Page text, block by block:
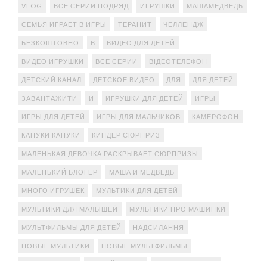
VLOG ВСЕ СЕРИИ ПОДРЯД ИГРУШКИ МАШАМЕДВЕДЬ
СЕМЬЯ ИГРАЕТ В ИГРЫ ТЕРАНИТ ЧЕЛЛЕНДЖ
БЕЗКОШТОВНО В ВИДЕО ДЛЯ ДЕТЕЙ
ВИДЕО ИГРУШКИ ВСЕ СЕРИИ ВІДЕОТЕЛЕФОН
ДЕТСКИЙ КАНАЛ ДЕТСКОЕ ВИДЕО ДЛЯ ДЛЯ ДЕТЕЙ
ЗАВАНТАЖИТИ И ИГРУШКИ ДЛЯ ДЕТЕЙ ИГРЫ
ИГРЫ ДЛЯ ДЕТЕЙ ИГРЫ ДЛЯ МАЛЬЧИКОВ КАМЕРОФОН
КАПУКИ КАНУКИ КИНДЕР СЮРПРИЗ
МАЛЕНЬКАЯ ДЕВОЧКА РАСКРЫВАЕТ СЮРПРИЗЫ
МАЛЕНЬКИЙ БЛОГЕР МАША И МЕДВЕДЬ
МНОГО ИГРУШЕК МУЛЬТИКИ ДЛЯ ДЕТЕЙ
МУЛЬТИКИ ДЛЯ МАЛЫШЕЙ МУЛЬТИКИ ПРО МАШИНКИ
МУЛЬТФИЛЬМЫ ДЛЯ ДЕТЕЙ НАДСИЛАННЯ
НОВЫЕ МУЛЬТИКИ НОВЫЕ МУЛЬТФИЛЬМЫ